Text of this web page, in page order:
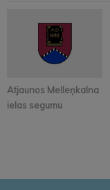
Atjaunos Melleņkalna
ielas segumu